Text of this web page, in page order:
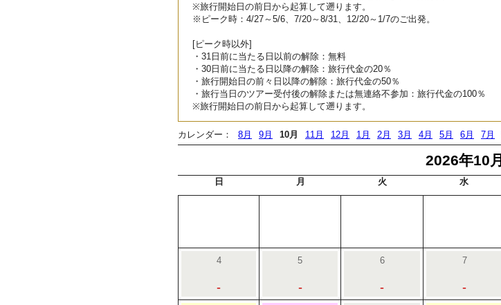
※旅行開始日の前日から起算して遡ります。
※ピーク時：4/27～5/6、7/20～8/31、12/20～1/7のご出発。
[ピーク時以外]
・31日前に当たる日以前の解除：無料
・30日前に当たる日以降の解除：旅行代金の20％
・旅行開始日の前々日以降の解除：旅行代金の50％
・旅行当日のツアー受付後の解除または無連絡不参加：旅行代金の100％
※旅行開始日の前日から起算して遡ります。
カレンダー： 8月 9月 10月 11月 12月 1月 2月 3月 4月 5月 6月 7月
2026年10月
日 月 火 水
4
-
5
-
6
-
7
-